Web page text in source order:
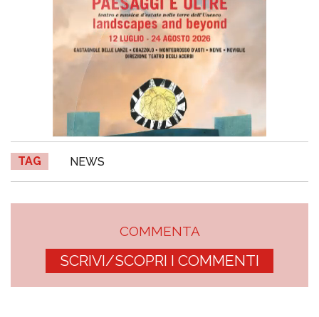
TAG NEWS
COMMENTA
SCRIVI/SCOPRI I COMMENTI